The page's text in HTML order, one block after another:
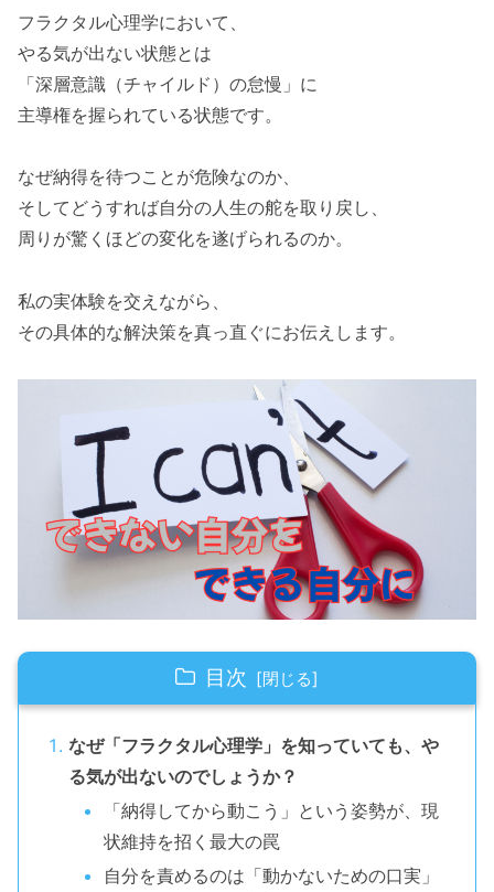
フラクタル心理学において、
やる気が出ない状態とは
「深層意識（チャイルド）の怠慢」に
主導権を握られている状態です。
なぜ納得を待つことが危険なのか、
そしてどうすれば自分の人生の舵を取り戻し、
周りが驚くほどの変化を遂げられるのか。
私の実体験を交えながら、
その具体的な解決策を真っ直ぐにお伝えします。
目次
なぜ「フラクタル心理学」を知っていても、や
る気が出ないのでしょうか？
「納得してから動こう」という姿勢が、現
状維持を招く最大の罠
自分を責めるのは「動かないための口実」